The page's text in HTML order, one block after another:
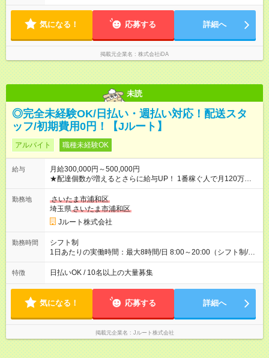
気になる！ 応募する 詳細へ
掲載元企業名 株式会社iDA
未読
◎完全未経験OK/日払い・週払い対応！配送スタ
ッフ/初期費用0円！【Jルート】
アルバイト 職種未経験OK
給与
月給300,000円～500,000円
★配達個数が増えるとさらに給与UP！ 1番稼ぐ人で月120万ほ
ど！ ・主要都市エリア 月収55万円／週5日稼働 月収65万~112
万円／週6日稼働 ・地方郊外エリア 月収40万円／週5日稼働 月
収40万円~50万円／週6日稼働 ＜モデルイメージ＞ ■月収50万
円 (27歳男性/江東区在住)※元建築関係 1日150個配達×25日勤務
(日休み) ■月収80万円(43歳男性/墨田区在住)※元営業 1日200個
勤務地
さいたま市浦和区
埼玉県さいたま市浦和区
Jルート株式会社
勤務時間
シフト制
1日あたりの実働時間：最大8時間/日 8:00～20:00（シフト制/実
働8時間） ※週5日勤務（場所次第では週4も有り） ※配達状況に
よって時間外での勤務可能性有り ※案件により多少の前後あり
特徴 日払いOK / 10名以上の大量募集
気になる！ 応募する 詳細へ
掲載元企業名 Jルート株式会社